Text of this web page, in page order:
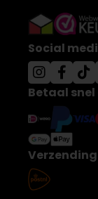
Social
Betaal snel